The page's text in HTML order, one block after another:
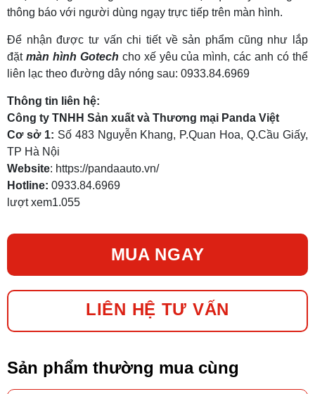
thông báo với người dùng ngạy trực tiếp trên màn hình.
Để nhận được tư vấn chi tiết về sản phẩm cũng như lắp
đặtmàn hình Gotech cho xế yêu của mình, các anh có thể
liên lạc theo đường dây nóng sau: 0933.84.6969
Thông tin liên hệ:
Công ty TNHH Sản xuất và Thương mại Panda Việt
Cơ sở 1: Số 483 Nguyễn Khang, P.Quan Hoa, Q.Cầu Giấy,
TP Hà Nội
Website: https://pandaauto.vn/
Hotline: 0933.84.6969
lượt xem1.055
MUA NGAY
LIÊN HỆ TƯ VẤN
Sản phẩm thường mua cùng